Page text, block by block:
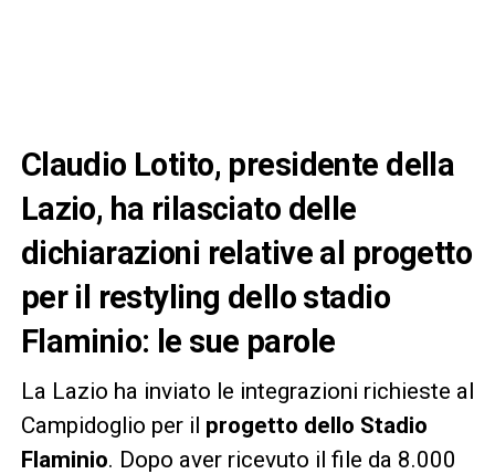
Claudio Lotito, presidente della
Lazio, ha rilasciato delle
dichiarazioni relative al progetto
per il restyling dello stadio
Flaminio: le sue parole
La Lazio ha inviato le integrazioni richieste al
Campidoglio per il progetto dello Stadio
Flaminio. Dopo aver ricevuto il file da 8.000